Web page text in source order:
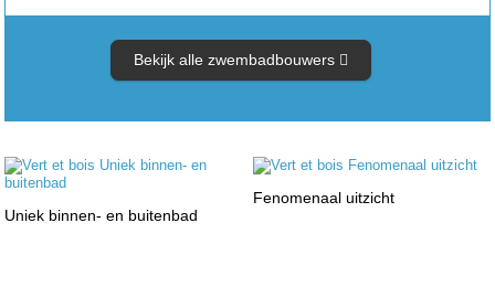
Bekijk alle zwembadbouwers
Uniek binnen- en buitenbad
Fenomenaal uitzicht